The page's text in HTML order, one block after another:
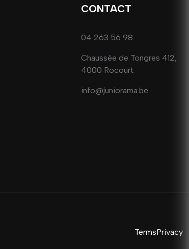
CONTACT
04 263 56 98
Chaussée de Tongres 412,
4000 Rocourt
info@juniorama.be
TermsPrivacy